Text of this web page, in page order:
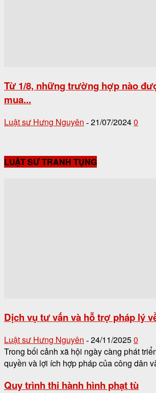
Từ 1/8, những trường hợp nào
mua...
Luật sư Hưng Nguyên - 21/07/20240
LUẬT SƯ TRANH TỤNG
Dịch vụ tư vấn và hỗ trợ pháp lý
Luật sư Hưng Nguyên - 24/11/20250
Trong bối cảnh xã hội ngày càng phát
quyền và lợi ích hợp pháp của công dân
Quy trình thi hành hình phạt tù